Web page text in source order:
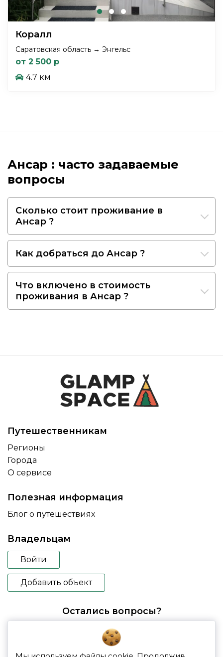
Коралл
Саратовская область → Энгельс
от 2 500 р
4.7 км
Ансар : часто задаваемые
вопросы
Сколько стоит проживание в
Ансар ?
Как добраться до Ансар ?
Что включено в стоимость
проживания в Ансар ?
Путешественникам
Регионы
Города
О сервисе
Полезная информация
Блог о путешествиях
Владельцам
Войти
Добавить объект
Остались вопросы?
booking@glampspace.ru